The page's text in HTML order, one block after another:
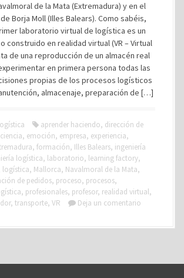
de la Mata (Extremadura) y en el
Borja Moll (Illes Balears). Como sabéis,
laboratorio virtual de logística es un
construido en realidad virtual (VR – Virtual
de una reproducción de un almacén real
en primera persona todas las
propias de los procesos logísticos
almacenaje, preparación de […]
aprender haciendo, dirección de
, emoción, empresa, experiencia,
, formación, Illes Balears, ingeniería
logística, laboratorio, learning factory,
logística, Mallorca, Navalmoral de la Mata,
de pedidos, proceso, procesos,
, profesionales, profesor, realidad virtual,
, transporte, VR Deja un comentario